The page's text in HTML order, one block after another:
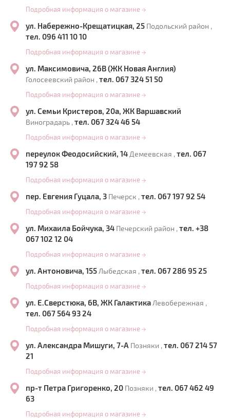
Подробная информация о магазине →
ул. Набережно-Крещатицкая, 25 Подольский район ,
тел. 096 411 10 10
Подробная информация о магазине →
ул. Максимовича, 26В (ЖК Новая Англия)
Голосеевский район , тел. 067 324 51 50
Подробная информация о магазине →
ул. Семьи Кристеров, 20а, ЖК Варшавский
Виноградарь , тел. 067 324 46 54
Подробная информация о магазине →
переулок Феодосийский, 14 Демеевская , тел. 067
197 92 58
Подробная информация о магазине →
пер. Евгения Гуцала, 3 Печерск , тел. 067 197 92 54
Подробная информация о магазине →
ул. Михаила Бойчука, 34 Печерский район , тел. +38
067 102 12 04
Подробная информация о магазине →
ул. Антоновича, 155Лыбедская , тел. 067 286 95 25
Подробная информация о магазине →
ул. Е.Сверстюка, 6В, ЖК ГалактикаЛевобережная ,
тел. 067 564 93 24
Подробная информация о магазине →
ул. Александра Мишуги, 7-А Позняки , тел. 067 214 57
21
Подробная информация о магазине →
пр-т Петра Григоренко, 20 Позняки , тел. 067 462 49
63
Подробная информация о магазине →